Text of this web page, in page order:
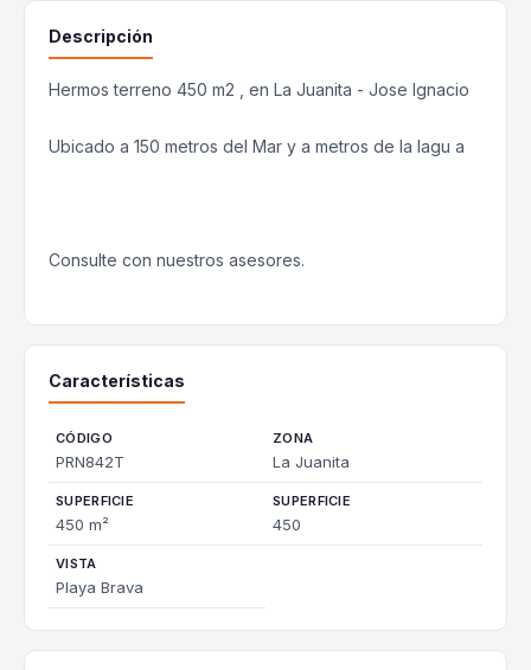
Descripción
Hermos terreno 450 m2 , en La Juanita - Jose Ignacio
Ubicado a 150 metros del Mar y a metros de la lagu a
Consulte con nuestros asesores.
Características
CÓDIGO
PRN842T
ZONA
La Juanita
SUPERFICIE
450 m²
SUPERFICIE
450
VISTA
Playa Brava